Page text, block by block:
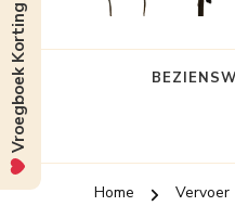
Home Vervoer
Vroegboek Korting